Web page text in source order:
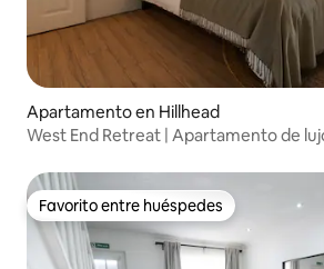
Apartamento en Hillhead
West End Retreat | Apartamento de
Favorito entre huéspedes
Favorito entre huéspedes